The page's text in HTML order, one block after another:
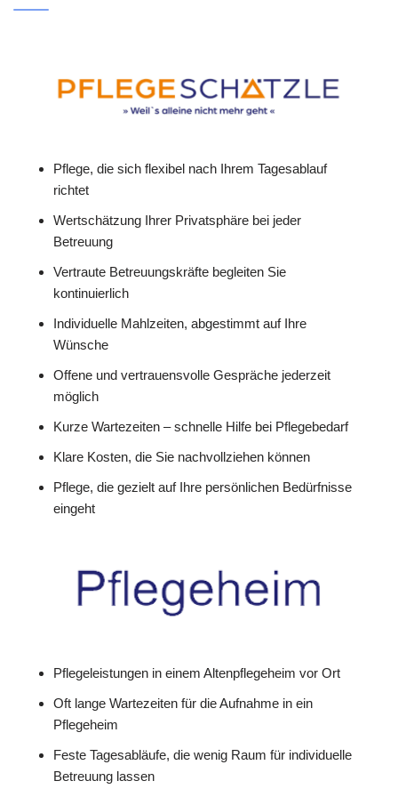
Pflege, die sich flexibel nach Ihrem Tagesablauf
richtet
Wertschätzung Ihrer Privatsphäre bei jeder
Betreuung
Vertraute Betreuungskräfte begleiten Sie
kontinuierlich
Individuelle Mahlzeiten, abgestimmt auf Ihre
Wünsche
Offene und vertrauensvolle Gespräche jederzeit
möglich
Kurze Wartezeiten – schnelle Hilfe bei Pflegebedarf
Klare Kosten, die Sie nachvollziehen können
Pflege, die gezielt auf Ihre persönlichen Bedürfnisse
eingeht
Pflegeleistungen in einem Altenpflegeheim vor Ort
Oft lange Wartezeiten für die Aufnahme in ein
Pflegeheim
Feste Tagesabläufe, die wenig Raum für individuelle
Betreuung lassen